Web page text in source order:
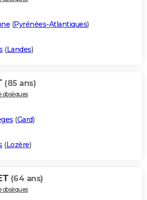
(Pyrénées-Atlantiques)
(Landes)
(85 ans)
(Gard)
(Lozère)
(64 ans)